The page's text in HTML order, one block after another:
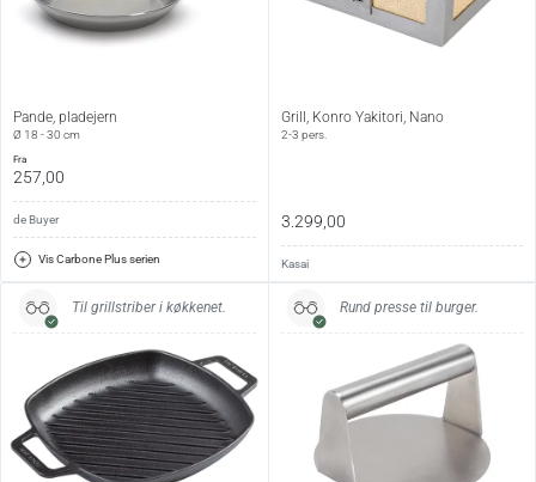
Producent:
Victoria har siden 1939 produceret tortillapressere,
robuste, langtidsholdbare produkter med en enkel og
funktionel konstruktion.
Se alt fra Victoria→
Pande, pladejern
Ø 18 - 30 cm
fra
257,00
de Buyer
Vis Carbone Plus serien
Grill, Konro Yakitori, Nano
2-3 pers.
3.299,00
Kasai
Til grillstriber i køkkenet. Rund presse til burger.